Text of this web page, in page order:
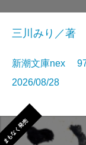
三川みり／著
新潮文庫nex
2026/08/28
まもなく発売